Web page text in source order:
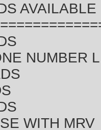
AVAILABLE
NUMBER
WITH MRV